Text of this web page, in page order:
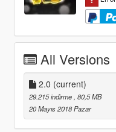
All Versions
2.0 (current)
29.215 indirme, 80,5 MB
20 Mayıs 2018 Pazar